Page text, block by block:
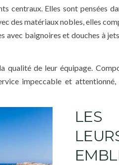
centraux. Elles sont pensées
des matériaux nobles, elles
avec baignoires et douches à
qualité de leur équipage.
impeccable et
LES